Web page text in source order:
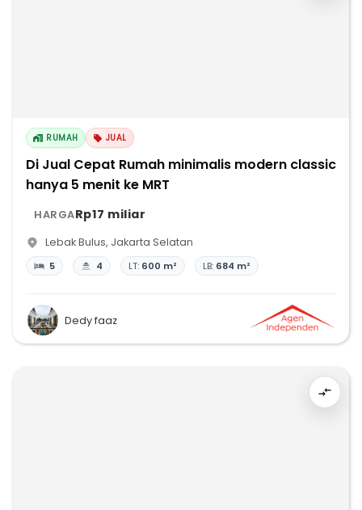
RUMAH JUAL
Di Jual Cepat Rumah minimalis modern classic
hanya 5 menit ke MRT
HARGARp17 miliar
Lebak Bulus, Jakarta Selatan
5 4 LT: 600 m² LB: 684 m²
Dedy faaz